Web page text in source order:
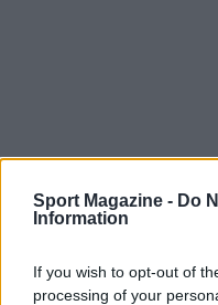
Sport Magazine - Do
Information
If you wish to opt-out of
processing of your